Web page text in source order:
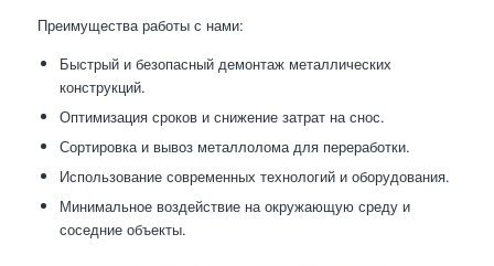
Преимущества работы с нами:
Быстрый и безопасный демонтаж металлических
конструкций.
Оптимизация сроков и снижение затрат на снос.
Сортировка и вывоз металлолома для переработки.
Использование современных технологий и оборудования.
Минимальное воздействие на окружающую среду и
соседние объекты.